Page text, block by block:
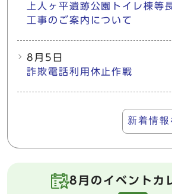
上人ヶ平遺跡公園トイレ棟等
工事のご案内について
8月5日
詐欺電話利用休止作戦
新着情報
8月のイベントカ